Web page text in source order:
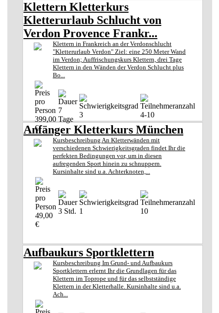
Klettern Kletterkurs
Kletterurlaub Schlucht von
Verdon Provence Frankr...
Klettern in Frankreich an der Verdonschlucht
"Kletterurlaub Verdon" Ziel: eine 250 Meter Wand
im Verdon; Auffrischungskurs Klettern, drei Tage
Klettern in den Wänden der Verdon Schlucht plus
Bo...
399,00
€
7
Tage
3 4-10
Anfänger Kletterkurs München
Kursbeschreibung An Kletterwänden mit
verschiedenen Schwierigkeitsgraden findet Ihr die
perfekten Bedingungen vor, um in diesen
aufregenden Sport hinein zu schnuppern.
Kursinhalte sind u.a. Achterknoten,...
49,00
€
3 Std. 1 10
Aufbaukurs Sportklettern
Kursbeschreibung Im Grund- und Aufbaukurs
Sportklettern erlernt Ihr die Grundlagen für das
Klettern im Toprope und für das selbstständige
Klettern in der Kletterhalle. Kursinhalte sind u.a.
Ach...